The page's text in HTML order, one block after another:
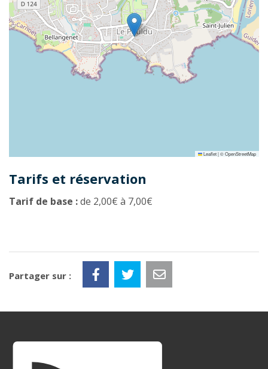
Leaflet|©OpenStreetMap
Tarifs et réservation
Tarif de base :de 2,00€ à 7,00€
Partager sur :